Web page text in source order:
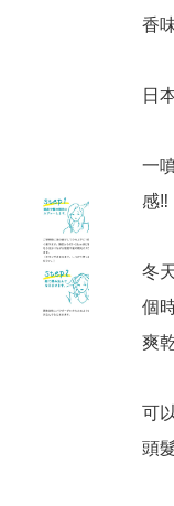
香
日
一
感‼️
冬
個
爽
可
頭